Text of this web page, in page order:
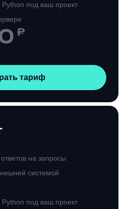
под ваш проект
₽
тариф
на запросы
системой
под ваш проект